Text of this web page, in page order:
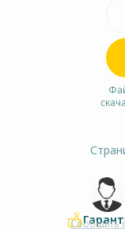
Сообщить